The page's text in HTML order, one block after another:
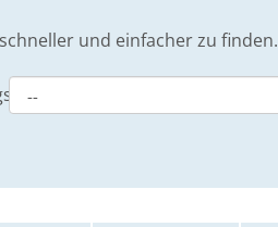
und einfacher zu finden.